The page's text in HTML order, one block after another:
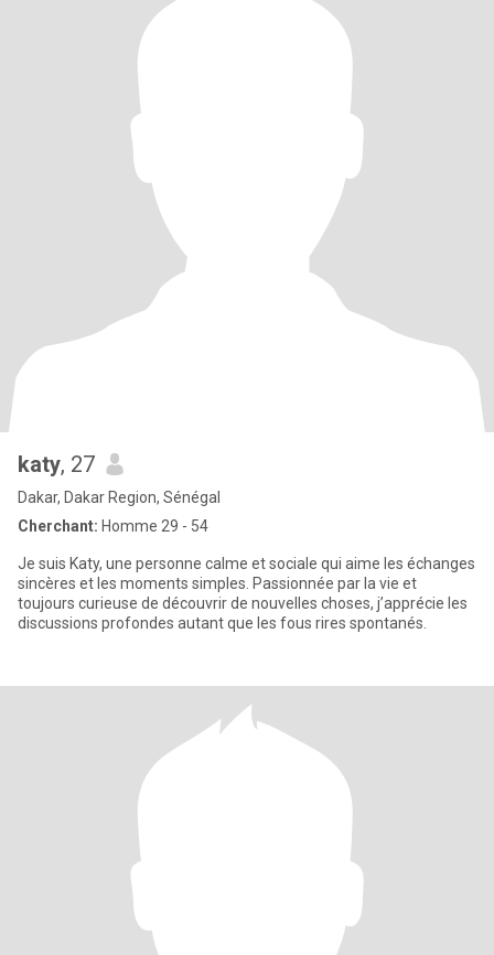
katy, 27
Dakar, Dakar Region, Sénégal
Cherchant: Homme 29 - 54
Je suis Katy, une personne calme et sociale qui aime les échanges
sincères et les moments simples. Passionnée par la vie et
toujours curieuse de découvrir de nouvelles choses, j’apprécie les
discussions profondes autant que les fous rires spontanés.